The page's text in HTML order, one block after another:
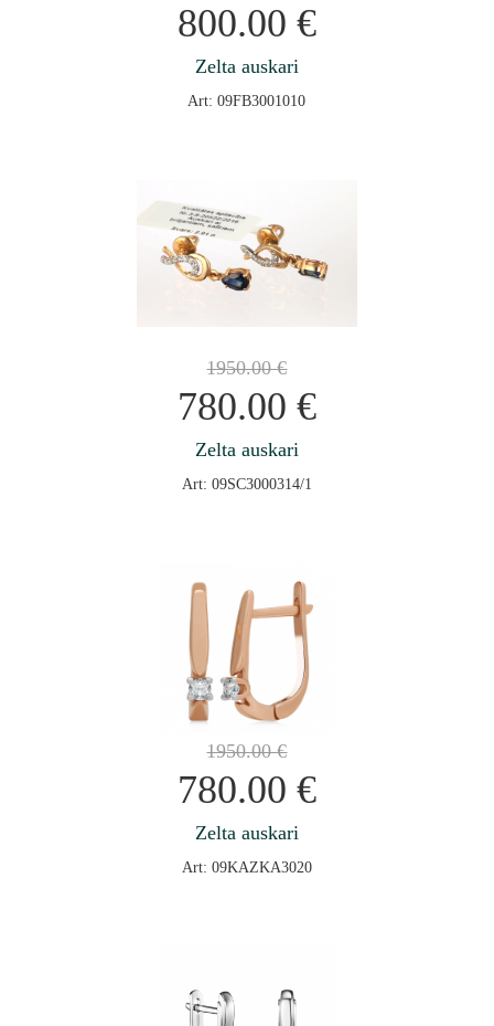
800.00 €
Zelta auskari
Art: 09FB3001010
1950.00€
780.00 €
Zelta auskari
Art: 09SC3000314/1
1950.00€
780.00 €
Zelta auskari
Art: 09KAZKA3020